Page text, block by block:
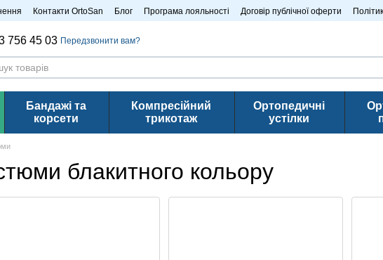
Контакти OrtoSan Блог Програма лояльності Договір публічної оферти
756 45 03 Передзвонити вам?
Бандажі та
корсети
Компресійний
трикотаж
Ортопедичні
устілки
блакитного кольору